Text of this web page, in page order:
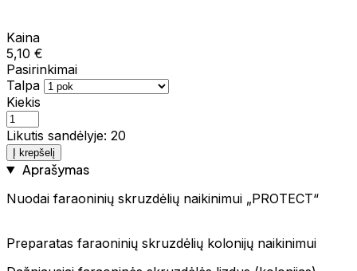
Kaina
5,10 €
Pasirinkimai
Talpa
Kiekis
Likutis sandėlyje: 20
Į krepšelį
Aprašymas
Nuodai faraoninių skruzdėlių naikinimui „PROTECT“
Preparatas faraoninių skruzdėlių kolonijų naikinimui